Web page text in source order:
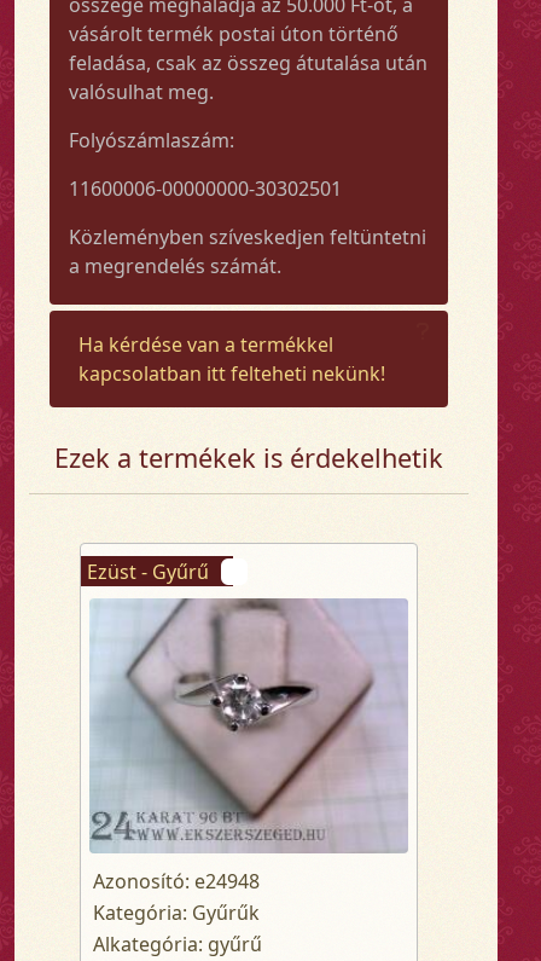
vásárolt termék postai úton történő
feladása, csak az összeg átutalása után
valósulhat meg.
Folyószámlaszám:
11600006-00000000-30302501
Közleményben szíveskedjen feltüntetni
a megrendelés számát.
Ha kérdése van a termékkel
kapcsolatban itt felteheti nekünk!
Ezek a termékek is érdekelhetik
Ezüst - Gyűrű
Azonosító: e24948
Kategória: Gyűrűk
Alkategória: gyűrű